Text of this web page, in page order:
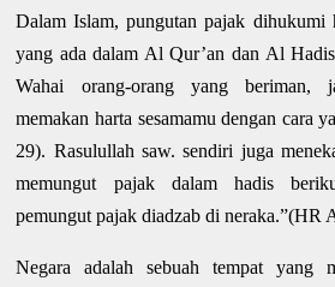
Dalam Islam, pungutan pajak dihukumi
yang ada dalam Al Qur’an dan Al
Wahai orang-orang yang beriman,
memakan harta sesamamu dengan cara
29). Rasulullah saw. sendiri juga
memungut pajak dalam hadis
pemungut pajak diadzab di neraka.”(HR
Negara adalah sebuah tempat yang